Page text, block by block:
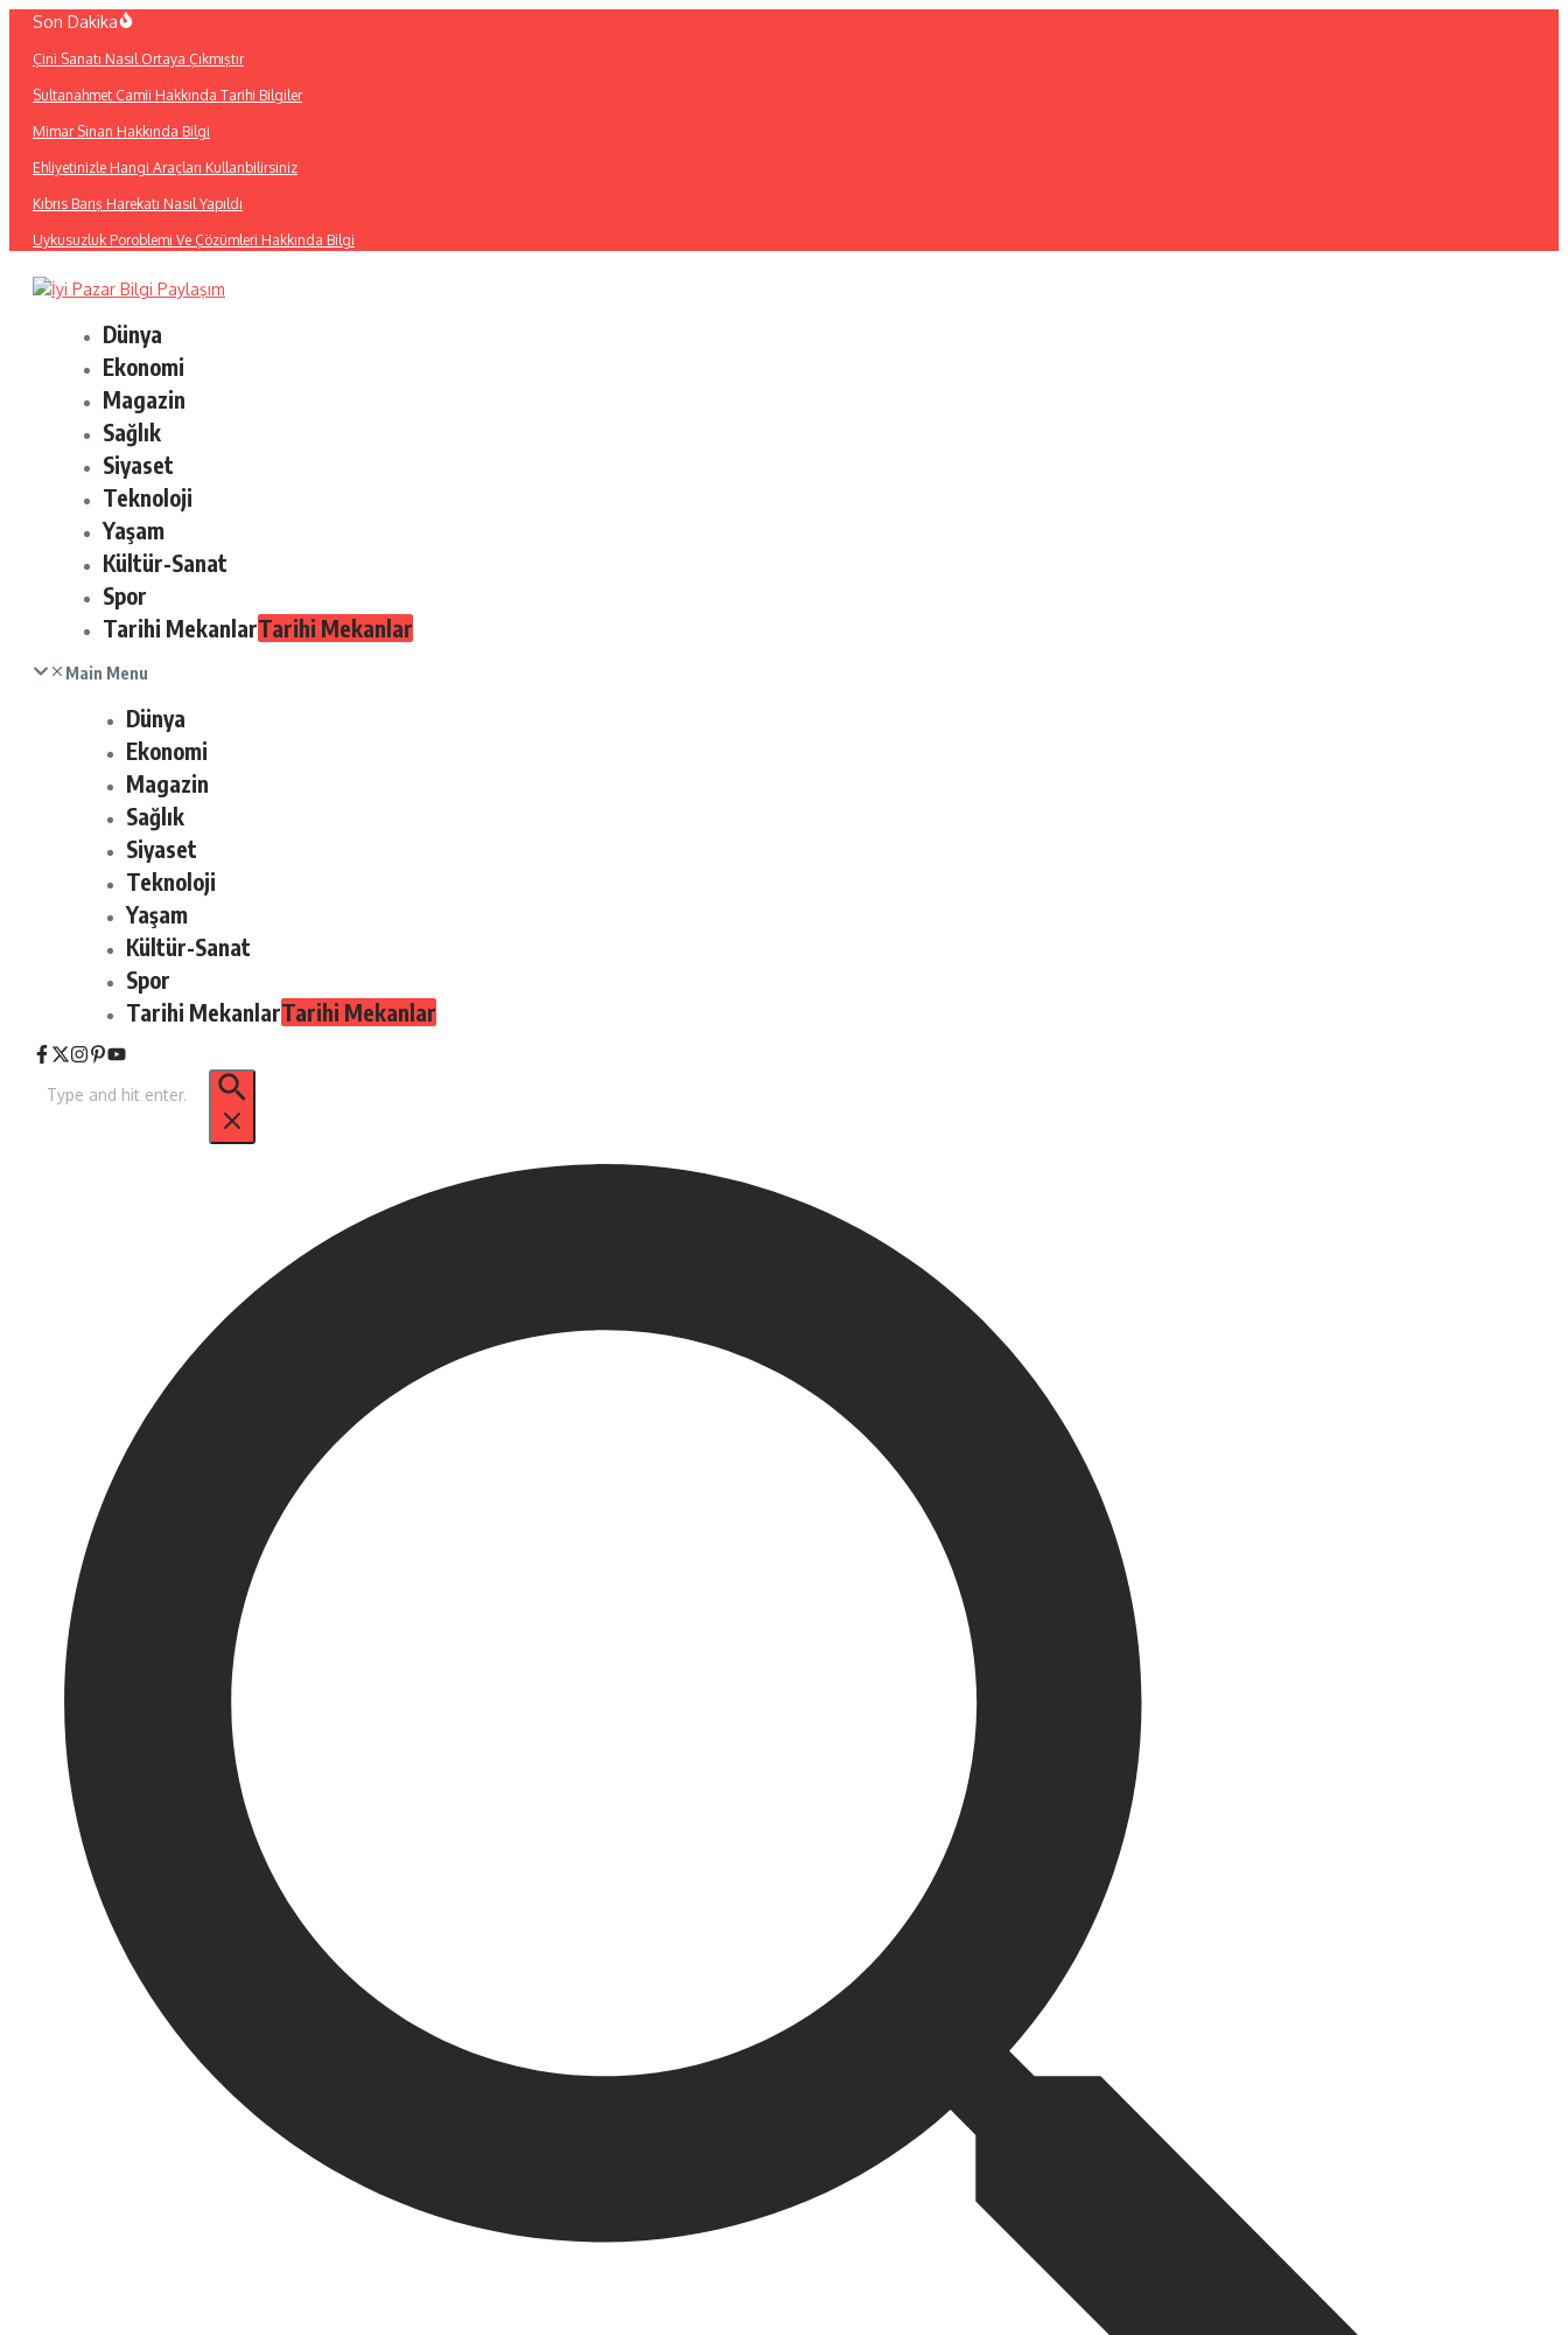
İçeriğe
Son Dakika
Çini Sanatı Nasıl Ortaya Çıkmıştır
Sultanahmet Camii Hakkında Tarihi Bilgiler
Mimar Sinan Hakkında Bilgi
Ehliyetinizle Hangi Araçları Kullanbilirsiniz
Kıbrıs Barış Harekatı Nasıl Yapıldı
Uykusuzluk Poroblemi Ve Çözümleri Hakkında Bilgi
Dünya
Ekonomi
Magazin
Sağlık
Siyaset
Teknoloji
Yaşam
Kültür-Sanat
Spor
Tarihi MekanlarTarihi Mekanlar
Main Menu
Dünya
Ekonomi
Magazin
Sağlık
Siyaset
Teknoloji
Yaşam
Kültür-Sanat
Spor
Tarihi MekanlarTarihi Mekanlar